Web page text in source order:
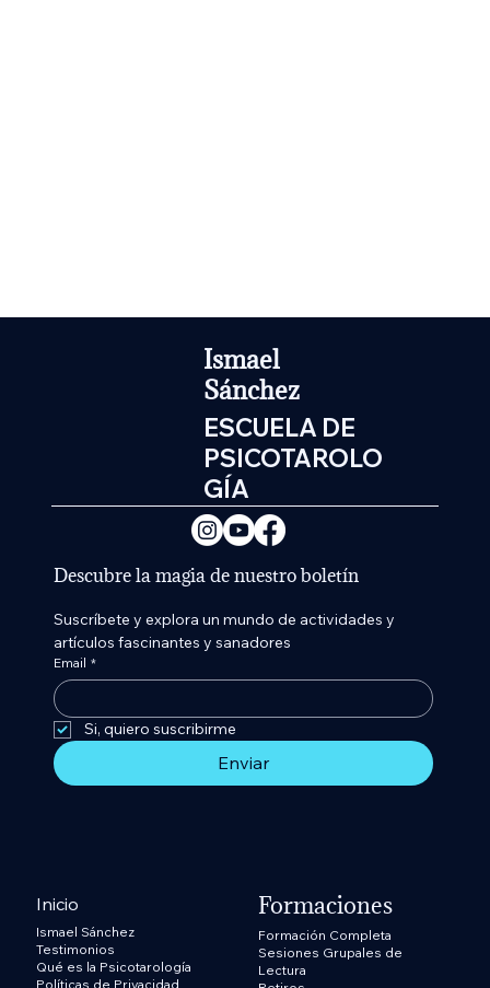
Inicio
Ismael Sánchez
Testimonios
Qué es la Psicotarología
Políticas de Privacidad
Formaciones
Formación Completa
Sesiones Grupales de
Lectura
Descubre la magia de nuestro boletín
Suscríbete y explora un mundo de actividades y
artículos fascinantes y sanadores
Email *
Enviar
Ismael
Sánchez
ESCUELA DE
PSICOTAROLO
GÍA